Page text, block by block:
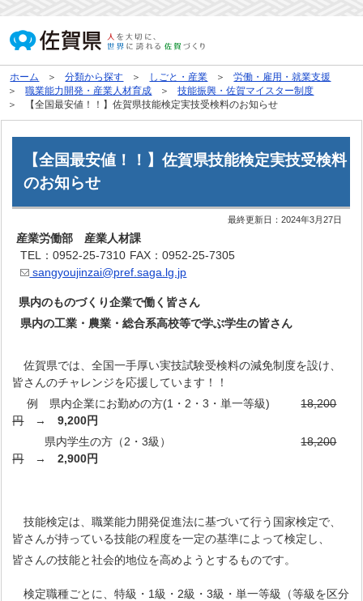
ホーム 分類から探す しごと・産業
労働・雇用・就業支援
職業能力開発・産業人材育成
技能振興・佐賀マイスター制度
【全国最安値！！】佐賀県技能検定実技受検料のお知らせ
【全国最安値！！】佐賀県技能検定実技受検料
のお知らせ
最終更新日：2024年3月27日
産業労働部 産業人材課
TEL：0952-25-7310 FAX：0952-25-7305
sangyoujinzai@pref.saga.lg.jp
県内のものづくり企業で働く皆さん
県内の工業・農業・総合系高校等で学ぶ学生の皆さん
佐賀県では、全国一手厚い実技試験受検料の減免制度を設け、
皆さんのチャレンジを応援しています！！
例 県内企業にお勤めの方(1・2・3・単一等級)18,200
円→9,200円
県内学生の方（2・3級）18,200
円→2,900円
技能検定は、職業能力開発促進法に基づいて行う国家検定で、
皆さんが持っている技能の程度を一定の基準によって検定し、
皆さんの技能と社会的地位を高めようとするものです。
検定職種ごとに、特級・1級・2級・3級・単一等級（等級を区分